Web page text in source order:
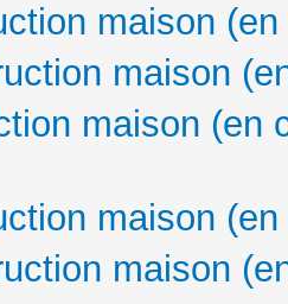
maison
maison
maison (en
maison
maison